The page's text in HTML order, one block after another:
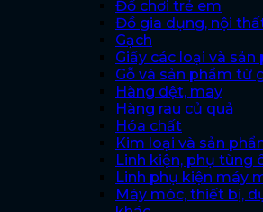
Đồ chơi trẻ em
Đồ gia dụng, nội
Gạch
Giấy các loại và
Gỗ và sản phẩm từ
Hàng dệt, may
Hàng rau củ quả
Hóa chất
Kim loại và sản
Linh kiện, phụ tùng
Linh phụ kiện máy
Máy móc, thiết bị,